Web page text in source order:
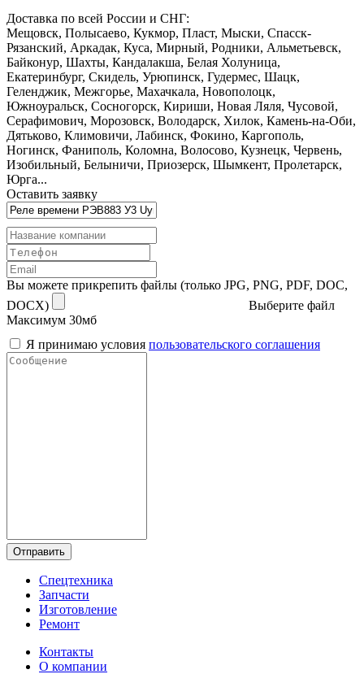
Доставка по всей России и СНГ:
Мещовск, Полысаево, Кукмор, Пласт, Мыски, Спасск-
Рязанский, Аркадак, Куса, Мирный, Родники, Альметьевск,
Байконур, Шахты, Кандалакша, Белая Холуница,
Екатеринбург, Скидель, Урюпинск, Гудермес, Шацк,
Геленджик, Межгорье, Махачкала, Новополоцк,
Южноуральск, Сосногорск, Кириши, Новая Ляля, Чусовой,
Серафимович, Морозовск, Володарск, Хилок, Камень-на-Оби,
Дятьково, Климовичи, Лабинск, Фокино, Каргополь,
Ногинск, Фаниполь, Коломна, Волосово, Кузнецк, Червень,
Изобильный, Белыничи, Приозерск, Шымкент, Пролетарск,
Юрга...
Оставить заявку
Вы можете прикрепить файлы (только JPG, PNG, PDF, DOC,
DOCX)
Выберите файл
Максимум 30мб
Я принимаю условия пользовательского соглашения
Отправить
Спецтехника
Запчасти
Изготовление
Ремонт
Контакты
О компании